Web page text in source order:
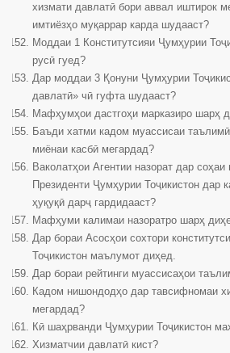
хизмати давлатӣ бори аввал иштирок
имтиёзҳо муқаррар карда шудааст?
Моддаи 1 Конститутсияи Ҷумҳурии
русӣ гуед?
Дар моддаи 3 Қонуни Ҷумҳурии
давлатӣ» чӣ гуфта шудааст?
Мафҳумҳои дастгоҳи марказиро шарҳ
Баъди хатми кадом муассисаи
миёнаи касбӣ мегардад?
Ваколатҳои Агентии назорат дар
Президенти Ҷумҳурии Тоҷикистон дар
ҳуқуқӣ дарҷ гардидааст?
Мафҳуми калимаи назоратро шарҳ
Дар бораи Асосҳои сохтори
Тоҷикистон маълумот диҳед.
Дар бораи рейтинги муассисаҳои
Кадом нишондодҳо дар тавсифномаи
мегардад?
Кӣ шаҳрванди Ҷумҳурии Тоҷикистон
Хизматчии давлатӣ кист?